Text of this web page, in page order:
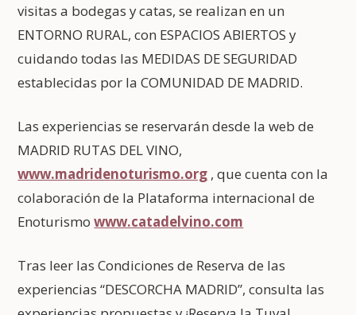
visitas a bodegas y catas, se realizan en un
ENTORNO RURAL, con ESPACIOS ABIERTOS y
cuidando todas las MEDIDAS DE SEGURIDAD
establecidas por la COMUNIDAD DE MADRID.
Las experiencias se reservarán desde la web de
MADRID RUTAS DEL VINO,
www.madridenoturismo.org , que cuenta con la
colaboración de la Plataforma internacional de
Enoturismowww.catadelvino.com
Tras leer las Condiciones de Reserva de las
experiencias “DESCORCHA MADRID”, consulta las